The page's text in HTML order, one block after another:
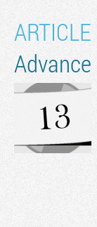
ARTICLE
Advance